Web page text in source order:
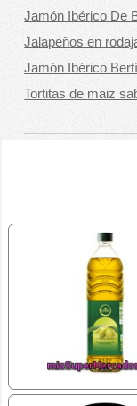
Jamón Ibérico De
Jalapeños en
Jamón Ibérico
Tortitas de maiz